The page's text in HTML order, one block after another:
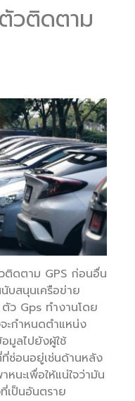
วติดตาม
ติดตาม GPS ก่อนอื่น
บสนุนเครือข่าย
ว Gps ทำงานโดย
กำหนดตำแหน่ง
มูลไปยังผู้ใช้
ซ่อนอยู่เช่นด้านหลัง
นะเพื่อให้แน่ใจว่ามัน
เป็นอันตราย